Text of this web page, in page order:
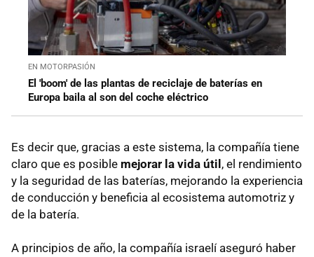
EN MOTORPASIÓN
El 'boom' de las plantas de reciclaje de baterías en
Europa baila al son del coche eléctrico
Es decir que, gracias a este sistema, la compañía tiene
claro que es posible mejorar la vida útil , el rendimiento
y la seguridad de las baterías, mejorando la experiencia
de conducción y beneficia al ecosistema automotriz y
de la batería.
A principios de año, la compañía israelí aseguró haber